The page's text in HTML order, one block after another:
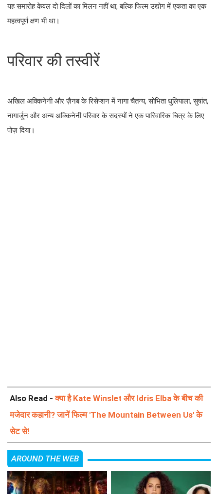
यह समारोह केवल दो दिलों का मिलन नहीं था, बल्कि फिल्म उद्योग में एकता का एक
महत्वपूर्ण क्षण भी था।
परिवार की तस्वीरें
अखिल अक्किनेनी और ज़ैनब के रिसेप्शन में नागा चैतन्य, सोभिता धुलिपाला, सुषांत,
नागार्जुन और अन्य अक्किनेनी परिवार के सदस्यों ने एक पारिवारिक चित्र के लिए
पोज़ दिया।
Also Read -क्या है Kate Winslet और Idris Elba के बीच की
मजेदार कहानी? जानें फिल्म 'The Mountain Between Us' के
सेट से!
AROUND THE WEB